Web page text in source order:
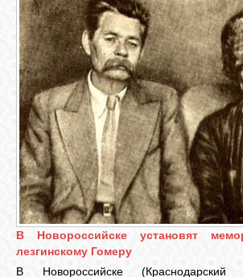
ГОСТЕВАЯ
О САЙТЕ
ФОТО
ВИДЕО
МУЗЫКА
В Новороссийске установят
лезгинскому Гомеру
В Новороссийске (Краснодарский